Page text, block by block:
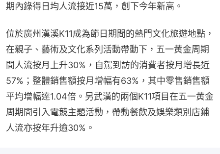
期內錄得日均人流接近15萬，創下今年新高。
位於廣州漢溪K11成為節日期間的熱門文化旅遊地點，
在親子、藝術及文化系列活動帶動下，五一黄金周期
間人流按月上升30%，自駕到訪的消費者按月增長近
57%；整體銷售額按月增幅有63%，其中零售銷售額
平均增幅達1.04倍。另武漢的兩個K11項目在五一黄金
周期間引入電競主題活動，帶動餐飲及娛樂類別店鋪
人流亦按年升逾30%。